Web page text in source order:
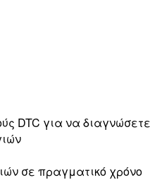
DTC για να διαγνώσετε
σε πραγματικό χρόνο